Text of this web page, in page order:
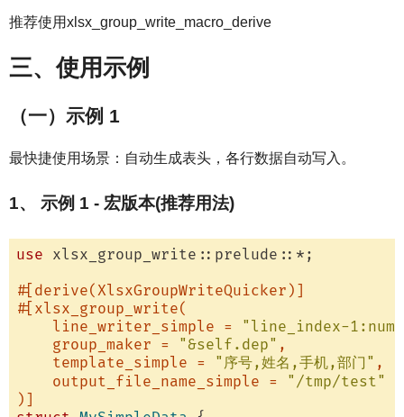
推荐使用xlsx_group_write_macro_derive
三、使用示例
（一）示例 1
最快捷使用场景：自动生成表头，各行数据自动写入。
1、 示例 1 - 宏版本(推荐用法)
use xlsx_group_write::prelude::*;
#[derive(XlsxGroupWriteQuicker)]
#[xlsx_group_write(
    line_writer_simple =
"line_index-
    group_maker =
"&self.dep" ,
    template_simple =
"序号,姓名,手机,部门" ,
    output_file_name_simple =
"/tmp/test"
)]